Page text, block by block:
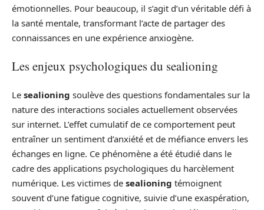
émotionnelles. Pour beaucoup, il s’agit d’un véritable défi à
la santé mentale, transformant l’acte de partager des
connaissances en une expérience anxiogène.
Les enjeux psychologiques du sealioning
Le sealioning soulève des questions fondamentales sur la
nature des interactions sociales actuellement observées
sur internet. L’effet cumulatif de ce comportement peut
entraîner un sentiment d’anxiété et de méfiance envers les
échanges en ligne. Ce phénomène a été étudié dans le
cadre des applications psychologiques du harcèlement
numérique. Les victimes de sealioning témoignent
souvent d’une fatigue cognitive, suivie d’une exaspération,